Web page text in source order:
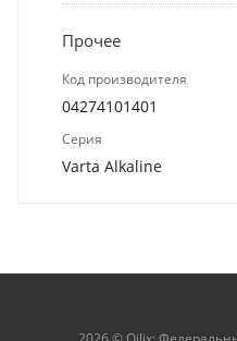
Прочее
Код производителя
04274101401
Серия
Varta Alkaline